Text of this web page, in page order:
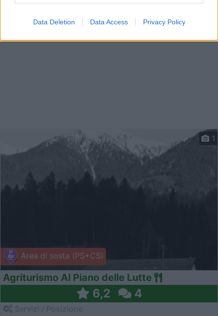
Data Deletion Data Access Privacy Policy
Area di sosta (PS+CS)
1
Agriturismo Al Piano delle Lutte
6,2 4